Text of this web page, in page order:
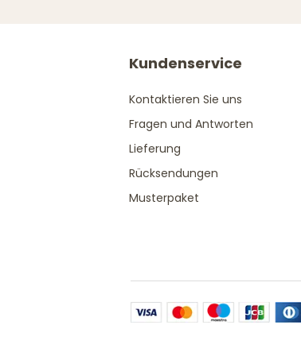
Kundenservice
Kontaktieren Sie uns
Fragen und Antworten
Lieferung
Rücksendungen
Musterpaket